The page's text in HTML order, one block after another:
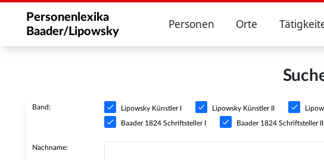
Personenlexika
Baader/Lipowsky
Personen Orte
Band: Lipowsky Künstler I Lipowsky Künstler II
Baader 1824 Schriftsteller I Baader 1824 Schriftsteller II
Nachname: